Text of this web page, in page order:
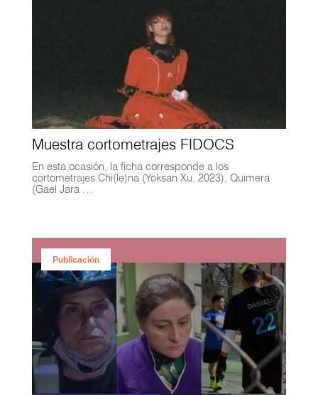
Muestra cortometrajes FIDOCS
En esta ocasión, la ficha corresponde a los
cortometrajes Chi(le)na (Yoksan Xu, 2023), Quimera
(Gael Jara …
Publicación